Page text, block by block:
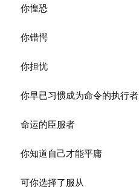
你惶恐
你错愕
你担忧
你早已习惯成为命令的执行者
命运的臣服者
你知道自己才能平庸
可你选择了服从